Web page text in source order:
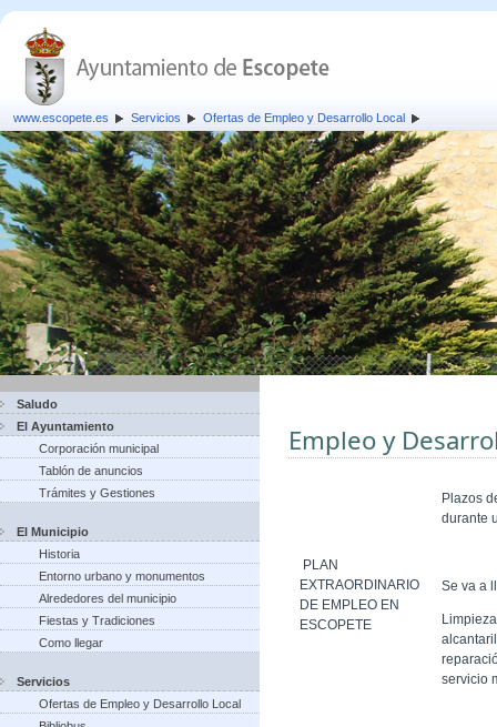
www.escopete.es Servicios Ofertas de Empleo y Desarrollo Local
Saludo
El Ayuntamiento
Corporación municipal
Tablón de anuncios
Trámites y Gestiones
El Municipio
Historia
Entorno urbano y monumentos
Alrededores del municipio
Fiestas y Tradiciones
Como llegar
Servicios
Ofertas de Empleo y Desarrollo Local
Empleo y
PLAN
EXTRAORDINARIO
DE EMPLEO EN
ESCOPETE
Plazos
durante
Se va a
servicio